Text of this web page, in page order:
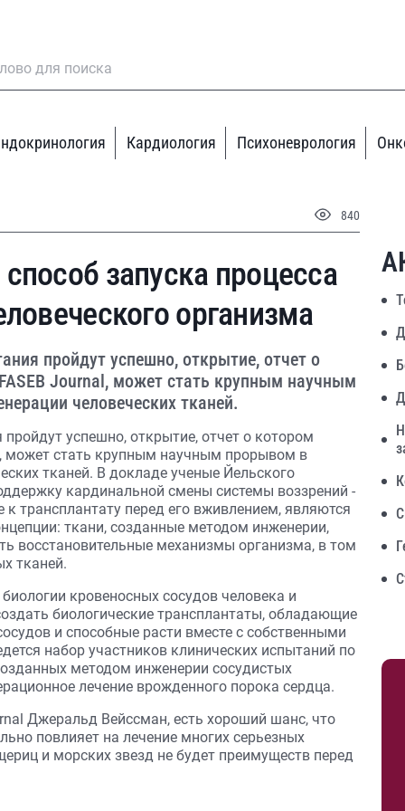
Кардиология Психоневрология
840
запуска процесса
организма
пройдут успешно, открытие, отчет о
Journal, может стать крупным научным
человеческих тканей.
успешно, открытие, отчет о котором
может стать крупным научным прорывом в
тканей. В докладе ученые Йельского
кардинальной смены системы воззрений -
трансплантату перед его вживлением, являются
ткани, созданные методом инженерии,
восстановительные механизмы организма, в том
тканей.
кровеносных сосудов человека и
биологические трансплантаты, обладающие
и способные расти вместе с собственными
набор участников клинических испытаний по
методом инженерии сосудистых
лечение врожденного порока сердца.
Джеральд Вейссман, есть хороший шанс, что
повлияет на лечение многих серьезных
и морских звезд не будет преимуществ перед